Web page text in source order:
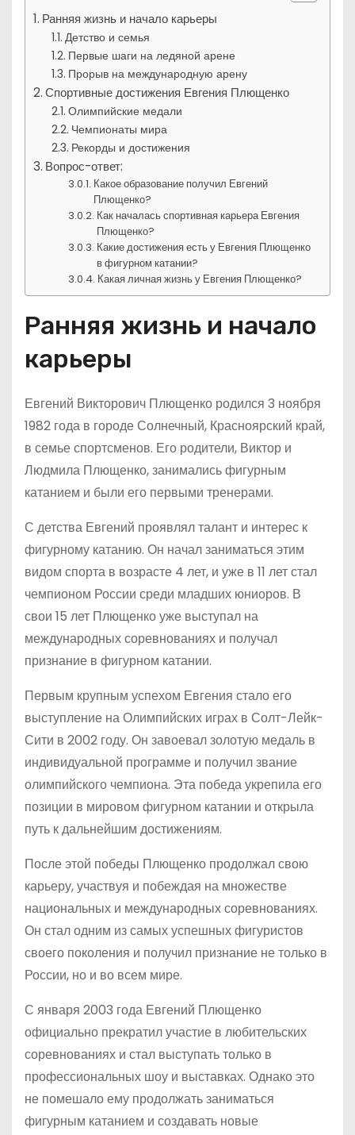
Ранняя жизнь и начало карьеры
Детство и семья
Первые шаги на ледяной арене
Прорыв на международную арену
Спортивные достижения Евгения Плющенко
Олимпийские медали
Чемпионаты мира
Рекорды и достижения
Вопрос-ответ:
Какое образование получил Евгений
Плющенко?
Как началась спортивная карьера Евгения
Плющенко?
Какие достижения есть у Евгения Плющенко
в фигурном катании?
Какая личная жизнь у Евгения Плющенко?
Ранняя жизнь и начало
карьеры
Евгений Викторович Плющенко родился 3 ноября
1982 года в городе Солнечный, Красноярский край,
в семье спортсменов. Его родители, Виктор и
Людмила Плющенко, занимались фигурным
катанием и были его первыми тренерами.
С детства Евгений проявлял талант и интерес к
фигурному катанию. Он начал заниматься этим
видом спорта в возрасте 4 лет, и уже в 11 лет стал
чемпионом России среди младших юниоров. В
свои 15 лет Плющенко уже выступал на
международных соревнованиях и получал
признание в фигурном катании.
Первым крупным успехом Евгения стало его
выступление на Олимпийских играх в Солт-Лейк-
Сити в 2002 году. Он завоевал золотую медаль в
индивидуальной программе и получил звание
олимпийского чемпиона. Эта победа укрепила его
позиции в мировом фигурном катании и открыла
путь к дальнейшим достижениям.
После этой победы Плющенко продолжал свою
карьеру, участвуя и побеждая на множестве
национальных и международных соревнованиях.
Он стал одним из самых успешных фигуристов
своего поколения и получил признание не только в
России, но и во всем мире.
С января 2003 года Евгений Плющенко
официально прекратил участие в любительских
соревнованиях и стал выступать только в
профессиональных шоу и выставках. Однако это
не помешало ему продолжать заниматься
фигурным катанием и создавать новые